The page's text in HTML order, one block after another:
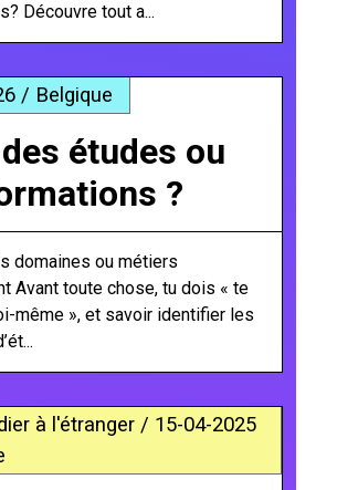
Découvre tout a...
/ Belgique
études ou
?
domaines ou métiers
Avant toute chose, tu dois « te
même », et savoir identifier les
à l'étranger / 15-04-2025